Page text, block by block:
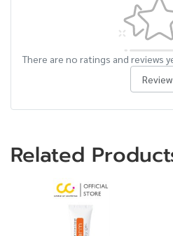
There are no ratings and reviews
Review
Related